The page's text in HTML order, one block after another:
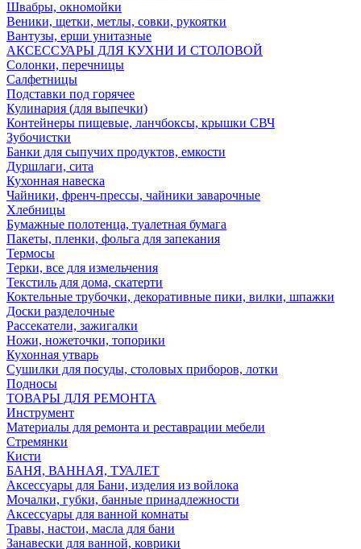
Швабры, окномойки
Веники, щетки, метлы, совки, рукоятки
Вантузы, ерши унитазные
АКСЕССУАРЫ ДЛЯ КУХНИ И СТОЛОВОЙ
Солонки, перечницы
Салфетницы
Подставки под горячее
Кулинария (для выпечки)
Контейнеры пищевые, ланчбоксы, крышки СВЧ
Зубочистки
Банки для сыпучих продуктов, емкости
Дуршлаги, сита
Кухонная навеска
Чайники, френч-прессы, чайники заварочные
Хлебницы
Бумажные полотенца, туалетная бумага
Пакеты, пленки, фольга для запекания
Термосы
Терки, все для измельчения
Текстиль для дома, скатерти
Коктельные трубочки, декоративные пики, вилки, шпажки
Доски разделочные
Рассекатели, зажигалки
Ножи, ножеточки, топорики
Кухонная утварь
Сушилки для посуды, столовых приборов, лотки
Подносы
ТОВАРЫ ДЛЯ РЕМОНТА
Инструмент
Материалы для ремонта и реставрации мебели
Стремянки
Кисти
БАНЯ, ВАННАЯ, ТУАЛЕТ
Аксессуары для Бани, изделия из войлока
Мочалки, губки, банные принадлежности
Аксессуары для ванной комнаты
Травы, настои, масла для бани
Занавески для ванной, коврики